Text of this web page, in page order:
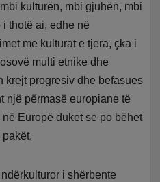
kulturën, mbi gjuhën, mbi
thotë ai, edhe në
me kulturat e tjera, çka i
multi etnike dhe
krejt progresiv dhe befasues
një përmasë europiane të
Europë duket se po bëhet
i shërbente